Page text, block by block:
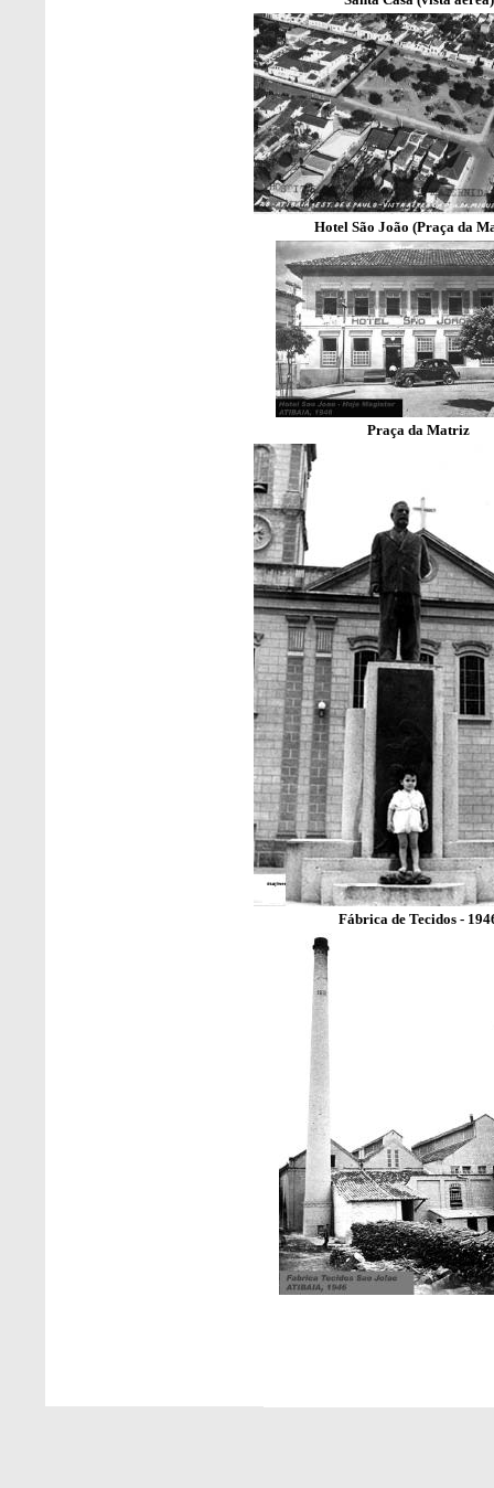
Hotel São João (Praça da
Praça da Matriz
Fábrica de Tecidos -